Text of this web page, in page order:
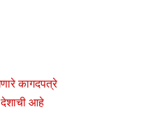
कागदपत्रे
आहे